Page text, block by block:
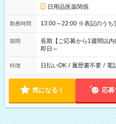
日用品医薬関係
勤務時間 13:00～22:00 ※表記
期間
長期【ご応募から1週間以内
即日～
特徴 日払いOK / 履歴書不要 / 電
気になる！ 応募